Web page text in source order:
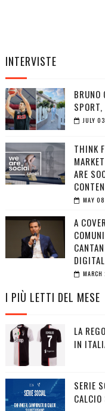
INTERVISTE
BRUNO
JULY
THINK
ARE
MAY
A
I PIÙ LETTI DEL MESE
LA
IN
SERIE